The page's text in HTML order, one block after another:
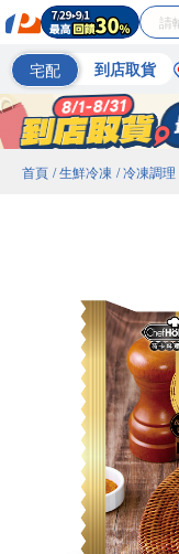
宅配 到店取貨
首頁 / 生鮮冷凍 / 冷凍調理